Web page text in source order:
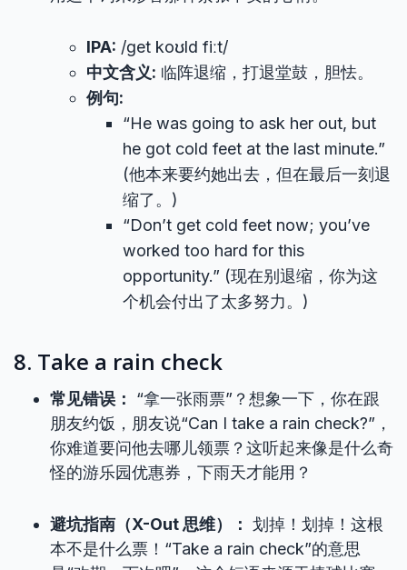
IPA: /ɡet koʊld fiːt/
中文含义: 临阵退缩，打退堂鼓，胆怯。
例句:
“He was going to ask her out, but
he got cold feet at the last minute.”
(他本来要约她出去，但在最后一刻退
缩了。)
“Don’t get cold feet now; you’ve
worked too hard for this
opportunity.” (现在别退缩，你为这
个机会付出了太多努力。)
8. Take a rain check
常见错误：
“拿一张雨票”？想象一下，你在跟
朋友约饭，朋友说“Can I take a rain check?”，
你难道要问他去哪儿领票？这听起来像是什么奇
怪的游乐园优惠券，下雨天才能用？
避坑指南（X-Out 思维）： 划掉！划掉！这根
本不是什么票！“Take a rain check”的意思